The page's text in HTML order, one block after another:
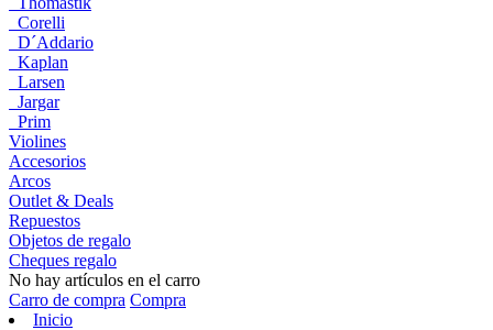
Corelli
D´Addario
Kaplan
Larsen
Jargar
Prim
Violines
Accesorios
Arcos
Outlet & Deals
Repuestos
Objetos de regalo
Cheques regalo
No hay artículos en el carro
Carro de compra Compra
Inicio